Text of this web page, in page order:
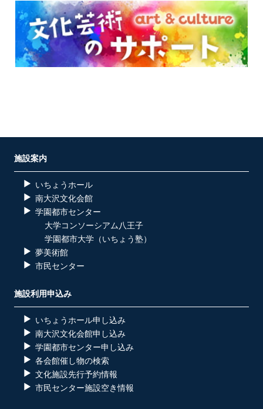
施設案内
いちょうホール
南大沢文化会館
学園都市センター
大学コンソーシアム八王子
学園都市大学（いちょう塾）
夢美術館
市民センター
施設利用申込み
いちょうホール申し込み
南大沢文化会館申し込み
学園都市センター申し込み
各会館催し物の検索
文化施設先行予約情報
市民センター施設空き情報